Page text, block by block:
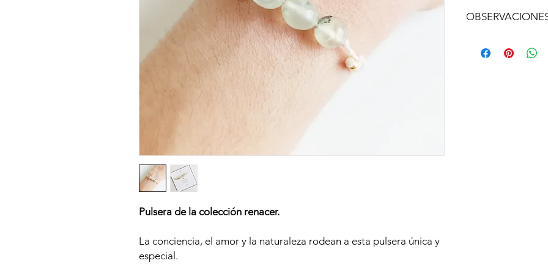
Pulsera de la colección renacer.
La conciencia, el amor y la naturaleza rodean a esta pulsera única y
especial.
ponerte en contacto